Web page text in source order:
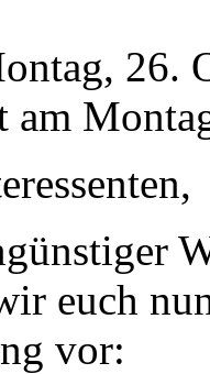
26.
am
euch
vor: